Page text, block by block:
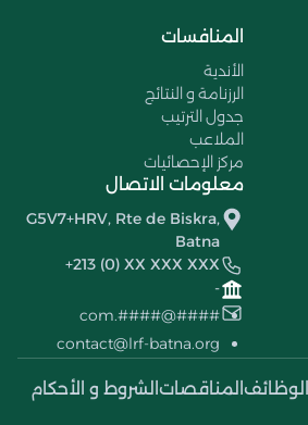
المنافسات
الأندية
الرزنامة و النتائج
جدول الترتيب
الملاعب
مركز الإحصائيات
معلومات الاتصال
G5V7+HRV, Rte de Biskra,
Batna
+213 (0) XX XXX XXX
-
####@####.com
contact@lrf-batna.org
الوظائف المناقصات الشروط و الأحكام